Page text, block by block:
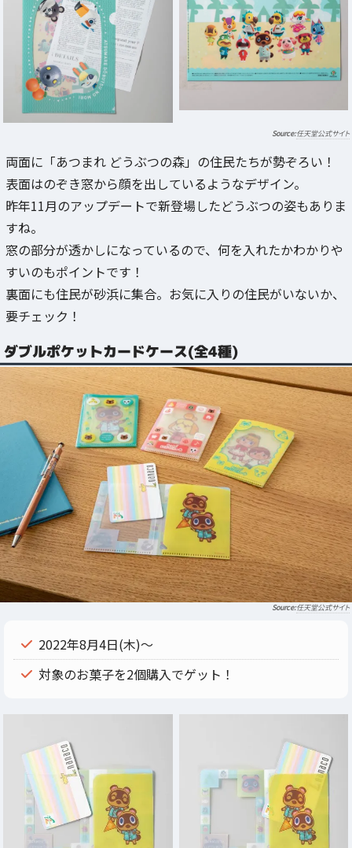
任天堂公式サイト
両面に「あつまれ どうぶつの森」の住民たちが勢ぞろい！
表面はのぞき窓から顔を出しているようなデザイン。
昨年11月のアップデートで新登場したどうぶつの姿もありま
すね。
窓の部分が透かしになっているので、何を入れたかわかりや
すいのもポイントです！
裏面にも住民が砂浜に集合。お気に入りの住民がいないか、
要チェック！
ダブルポケットカードケース(全4種)
任天堂公式サイト
2022年8月4日(木)～
対象のお菓子を2個購入でゲット！